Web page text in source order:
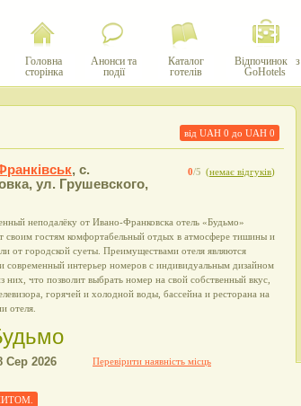
Головна
сторінка
Анонси та
події
Каталог
готелів
Відпочинок з
GoHotels
від UAH0 до UAH0
0/5 (немає відгуків)
, с.
ул. Грушевского,
неподалёку от Ивано-Франковска отель «Будьмо»
своим гостям комфортабельный отдых в атмосфере тишины и
от городской суеты. Преимуществами отеля являются
современный интерьер номеров с индивидуальным дизайном
них, что позволит выбрать номер на свой собственный вкус,
горячей и холодной воды, бассейна и ресторана на
отеля.
Перевірити наявність місць